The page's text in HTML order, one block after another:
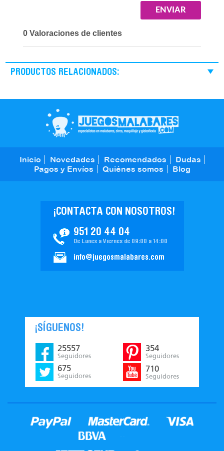
0 Valoraciones de clientes
PRODUCTOS RELACIONADOS:
Inicio Novedades Recomendados
Dudas
Pagos y Envíos
Quiénes somos Blog
951 20 44 04
¡CONTACTA CON NOSOTROS!
De Lunes a Viernes de 09:00 a 14:00
info@juegosmalabares.com
¡SÍGUENOS!
25557
Seguidores
675
Seguidores
354
Seguidores
710
Seguidores